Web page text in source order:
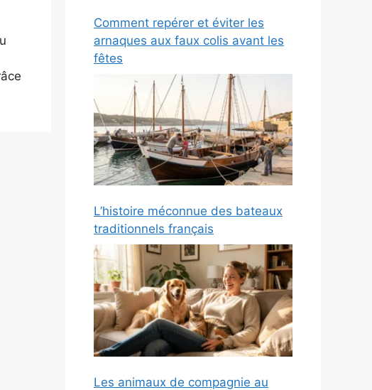
Comment repérer et éviter les
arnaques aux faux colis avant les
fêtes
L’histoire méconnue des bateaux
traditionnels français
Les animaux de compagnie au